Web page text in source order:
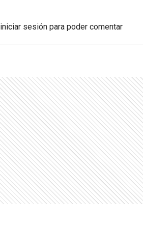
iniciar sesión para poder comentar